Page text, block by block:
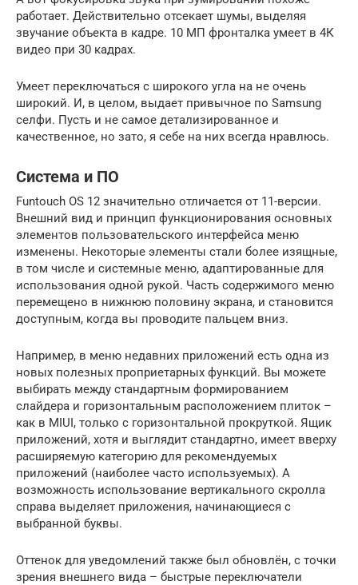
работает. Действительно отсекает шумы, выделяя
звучание объекта в кадре. 10 МП фронталка умеет в 4К
видео при 30 кадрах.
Умеет переключаться с широкого угла на не очень
широкий. И, в целом, выдает привычное по Samsung
селфи. Пусть и не самое детализированное и
качественное, но зато, я себе на них всегда нравлюсь.
Система и ПО
Funtouch OS 12 значительно отличается от 11-версии.
Внешний вид и принцип функционирования основных
элементов пользовательского интерфейса меню
изменены. Некоторые элементы стали более изящные,
в том числе и системные меню, адаптированные для
использования одной рукой. Часть содержимого меню
перемещено в нижнюю половину экрана, и становится
доступным, когда вы проводите пальцем вниз.
Например, в меню недавних приложений есть одна из
новых полезных проприетарных функций. Вы можете
выбирать между стандартным формированием
слайдера и горизонтальным расположением плиток –
как в MIUI, только с горизонтальной прокруткой. Ящик
приложений, хотя и выглядит стандартно, имеет вверху
расширяемую категорию для рекомендуемых
приложений (наиболее часто используемых). А
возможность использование вертикального скролла
справа выделяет приложения, начинающиеся с
выбранной буквы.
Оттенок для уведомлений также был обновлён, с точки
зрения внешнего вида – быстрые переключатели